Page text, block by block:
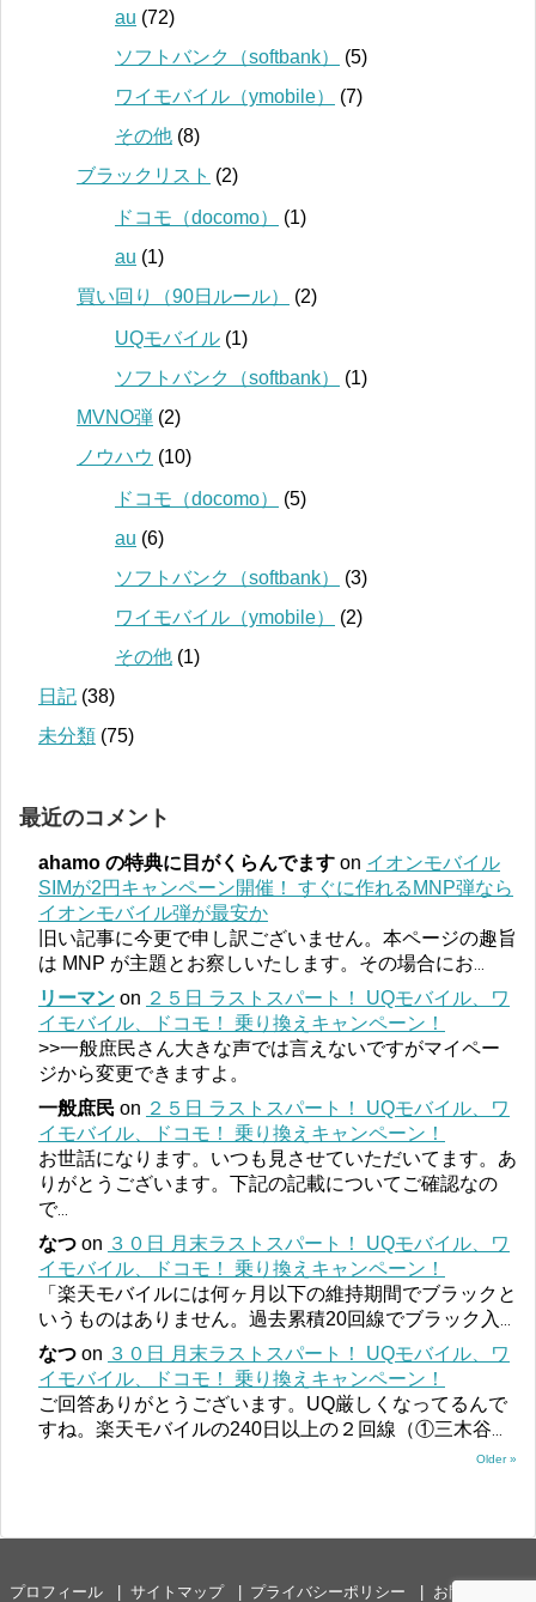
au (72)
ソフトバンク（softbank）
(5)
ワイモバイル（ymobile）
(7)
その他 (8)
ブラックリスト (2)
ドコモ（docomo）
(1)
au (1)
買い回り（90日ルール）
(2)
UQモバイル (1)
ソフトバンク（softbank）
(1)
MVNO弾 (2)
ノウハウ (10)
ドコモ（docomo）
(5)
au (6)
ソフトバンク（softbank）
(3)
ワイモバイル（ymobile）
(2)
その他 (1)
日記 (38)
未分類 (75)
最近のコメント
ahamo の特典に目がくらんでます on イオンモバイル
SIMが2円キャンペーン開催！ すぐに作れるMNP弾なら
イオンモバイル弾が最安か
旧い記事に今更で申し訳ございません。本ページの趣旨
は MNP が主題とお察しいたします。その場合にお
リーマン on ２５日 ラストスパート！ UQモバイル、ワ
イモバイル、ドコモ！ 乗り換えキャンペーン！
>>一般庶民さん大きな声では言えないですがマイペー
ジから変更できますよ。
一般庶民 on ２５日 ラストスパート！ UQモバイル、ワ
イモバイル、ドコモ！ 乗り換えキャンペーン！
お世話になります。いつも見させていただいてます。あ
りがとうございます。下記の記載についてご確認なの
で...
なつ on ３０日 月末ラストスパート！ UQモバイル、ワ
イモバイル、ドコモ！ 乗り換えキャンペーン！
「楽天モバイルには何ヶ月以下の維持期間でブラックと
いうものはありません。過去累積20回線でブラック入
なつ on ３０日 月末ラストスパート！ UQモバイル、ワ
イモバイル、ドコモ！ 乗り換えキャンペーン！
ご回答ありがとうございます。UQ厳しくなってるんで
すね。楽天モバイルの240日以上の２回線（①三木谷
Older »
プロフィール サイトマップ プライバシーポリシー お問い合わせ